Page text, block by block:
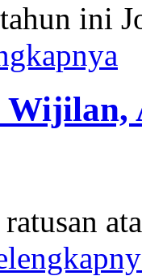
ini